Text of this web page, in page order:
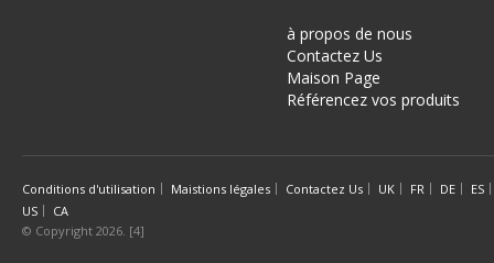
à propos de nous
Contactez Us
Maison Page
Référencez vos produits
Conditions d'utilisation Maistions légales Contactez Us UK FR DE
ES
US
CA
© Copyright 2026. [4]